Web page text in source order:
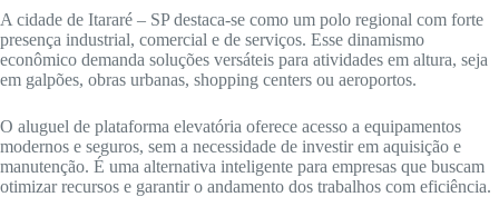
A cidade de Itararé – SP destaca-se como um polo regional com forte
presença industrial, comercial e de serviços. Esse dinamismo
econômico demanda soluções versáteis para atividades em altura, seja
em galpões, obras urbanas, shopping centers ou aeroportos.
O aluguel de plataforma elevatória oferece acesso a equipamentos
modernos e seguros, sem a necessidade de investir em aquisição e
manutenção. É uma alternativa inteligente para empresas que buscam
otimizar recursos e garantir o andamento dos trabalhos com eficiência.